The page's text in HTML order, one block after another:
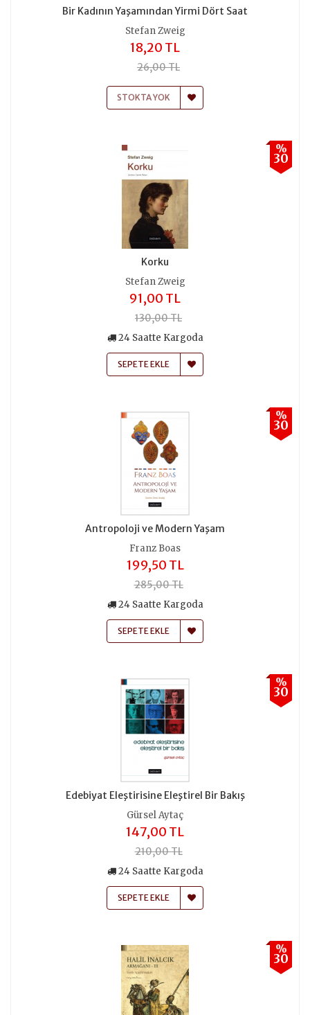
Bir Kadının Yaşamından Yirmi Dört Saat
Stefan Zweig
18,20 TL
26,00 TL
STOKTA YOK
%
30
Korku
Stefan Zweig
91,00 TL
130,00 TL
24 Saatte Kargoda
SEPETE EKLE
%
30
Antropoloji ve Modern Yaşam
Franz Boas
199,50 TL
285,00 TL
24 Saatte Kargoda
SEPETE EKLE
%
30
Edebiyat Eleştirisine Eleştirel Bir Bakış
Gürsel Aytaç
147,00 TL
210,00 TL
24 Saatte Kargoda
SEPETE EKLE
%
30